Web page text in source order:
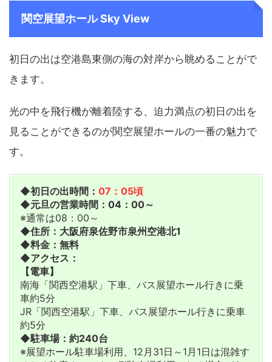
関空展望ホール Sky View
初日の出は空港島東側の海の対岸から眺めることがで
きます。
光の中を飛行機が離着陸する、迫力満点の初日の出を
見ることができるのが関空展望ホールの一番の魅力で
す。
◆初日の出時間： 07：05頃
◆元旦の営業時間：04：00～
※通常は08：00～
◆住所：大阪府泉佐野市泉州空港北1
◆料金：無料
◆アクセス：
【電車】
南海「関西空港駅」下車、バス展望ホール行きに乗
車約5分
JR「関西空港駅」下車、バス展望ホール行きに乗車
約5分
◆駐車場：約240台
※展望ホール駐車場利用、12月31日～1月1日は混雑す